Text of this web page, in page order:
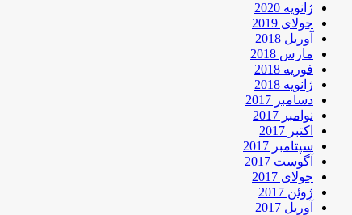
ژانویه 2020
جولای 2019
آوریل 2018
مارس 2018
فوریه 2018
ژانویه 2018
دسامبر 2017
نوامبر 2017
اکتبر 2017
سپتامبر 2017
آگوست 2017
جولای 2017
ژوئن 2017
آوریل 2017